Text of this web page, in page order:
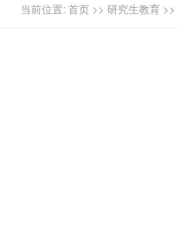
当前位置:首页 >> 研究生教育 >>